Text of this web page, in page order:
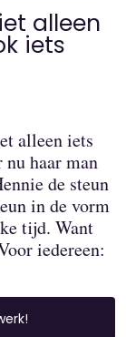
alleen
iets
alleen iets
nu haar man
de steun
in de vorm
tijd. Want
iedereen: